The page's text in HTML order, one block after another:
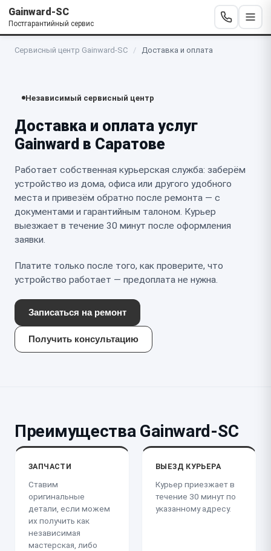
Gainward-SC
Постгарантийный сервис
Сервисный центр Gainward-SC / Доставка и оплата
Независимый сервисный центр
Доставка и оплата услуг
Gainward в Саратове
Работает собственная курьерская служба: заберём
устройство из дома, офиса или другого удобного
места и привезём обратно после ремонта — с
документами и гарантийным талоном. Курьер
выезжает в течение 30 минут после оформления
заявки.
Платите только после того, как проверите, что
устройство работает — предоплата не нужна.
Записаться на ремонт
Получить консультацию
Преимущества Gainward-SC
ЗАПЧАСТИ
Ставим
оригинальные
детали, если можем
их получить как
независимая
мастерская, либо
ВЫЕЗД КУРЬЕРА
Курьер приезжает в
течение 30 минут по
указанному адресу.